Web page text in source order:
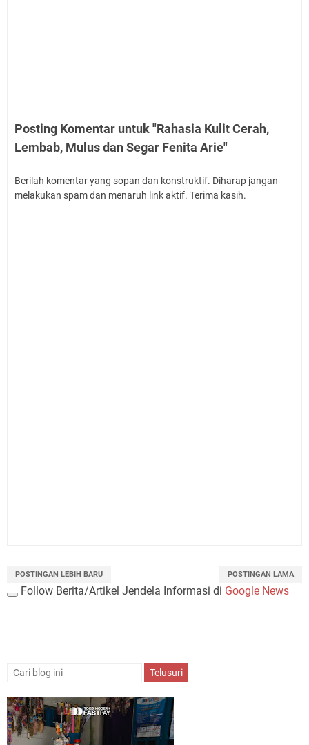
Posting Komentar untuk "Rahasia Kulit Cerah,
Lembab, Mulus dan Segar Fenita Arie"
Berilah komentar yang sopan dan konstruktif. Diharap jangan
melakukan spam dan menaruh link aktif. Terima kasih.
POSTINGAN LEBIH BARU POSTINGAN LAMA
Follow Berita/Artikel Jendela Informasi di Google News